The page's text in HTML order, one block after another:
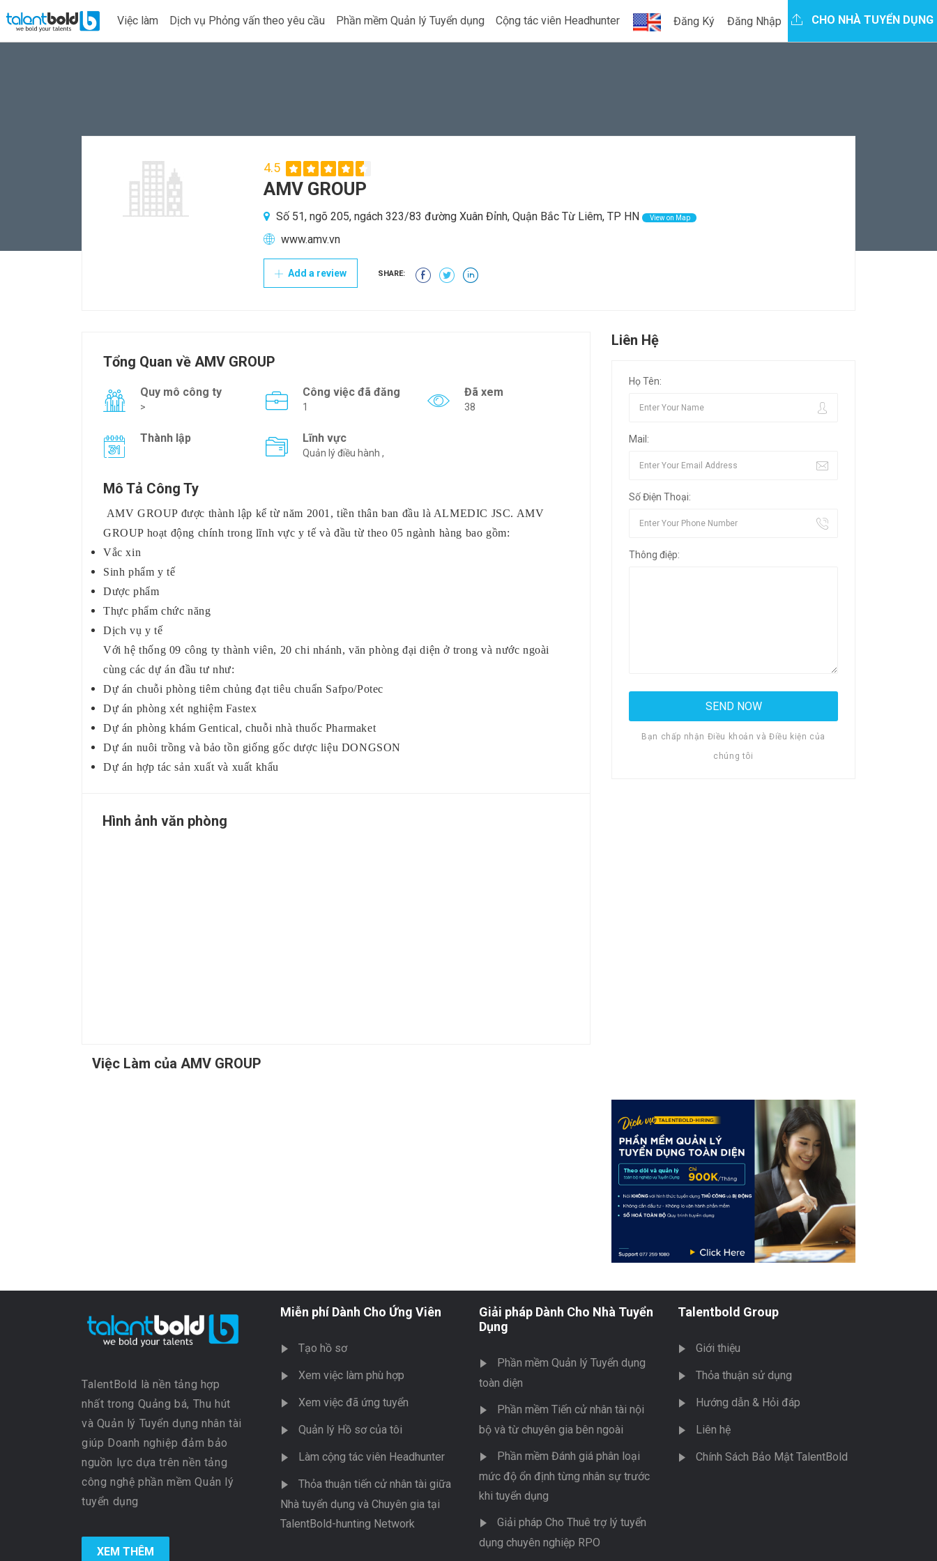
Việc làm Dịch vụ Phỏng vấn theo yêu cầu Phần mềm Quản lý Tuyển dụng Cộng tác viên Headhunter Đăng Ký Đăng Nhập CHO NHÀ TUYỂN DỤNG
4.5
AMV GROUP
Số 51, ngõ 205, ngách 323/83 đường Xuân Đỉnh, Quận Bắc Từ Liêm, TP HN View on Map
www.amv.vn
Add a review SHARE:
Tổng Quan về AMV GROUP
Quy mô công ty
>
Công việc đã đăng
1
Đã xem
38
Thành lập Lĩnh vực
Quản lý điều hành ,
Mô Tả Công Ty
AMV GROUP được thành lập kể từ năm 2001, tiền thân ban đầu là ALMEDIC JSC. AMV
GROUP hoạt động chính trong lĩnh vực y tế và đầu từ theo 05 ngành hàng bao gồm:
Vắc xin
Sinh phẩm y tế
Dược phẩm
Thực phẩm chức năng
Dịch vụ y tế
Với hệ thống 09 công ty thành viên, 20 chi nhánh, văn phòng đại diện ở trong và nước ngoài
cùng các dự án đầu tư như:
Dự án chuỗi phòng tiêm chủng đạt tiêu chuẩn Safpo/Potec
Dự án phòng xét nghiệm Fastex
Dự án phòng khám Gentical, chuỗi nhà thuốc Pharmaket
Dự án nuôi trồng và bảo tồn giống gốc dược liệu DONGSON
Dự án hợp tác sản xuất và xuất khẩu
Hình ảnh văn phòng
Việc Làm của AMV GROUP
Liên Hệ
Họ Tên:
Mail:
Số Điện Thoại:
Thông điệp:
Bạn chấp nhận Điều khoản và Điều kiện của
chúng tôi
TalentBold là nền tảng hợp
nhất trong Quảng bá, Thu hút
và Quản lý Tuyển dụng nhân tài
giúp Doanh nghiệp đảm bảo
nguồn lực dựa trên nền tảng
công nghệ phần mềm Quản lý
tuyển dụng
XEM THÊM
Miễn phí Dành Cho Ứng Viên
Tạo hồ sơ
Xem việc làm phù hợp
Xem việc đã ứng tuyển
Quản lý Hồ sơ của tôi
Làm cộng tác viên Headhunter
Thỏa thuận tiến cử nhân tài giữa
Nhà tuyển dụng và Chuyên gia tại
TalentBold-hunting Network
Giải pháp Dành Cho Nhà Tuyển
Dụng
Phần mềm Quản lý Tuyển dụng
toàn diện
Phần mềm Tiến cử nhân tài nội
bộ và từ chuyên gia bên ngoài
Phần mềm Đánh giá phân loại
mức độ ổn định từng nhân sự trước
khi tuyển dụng
Giải pháp Cho Thuê trợ lý tuyển
dụng chuyên nghiệp RPO
Talentbold Group
Giới thiệu
Thỏa thuận sử dụng
Hướng dẫn & Hỏi đáp
Liên hệ
Chính Sách Bảo Mật TalentBold